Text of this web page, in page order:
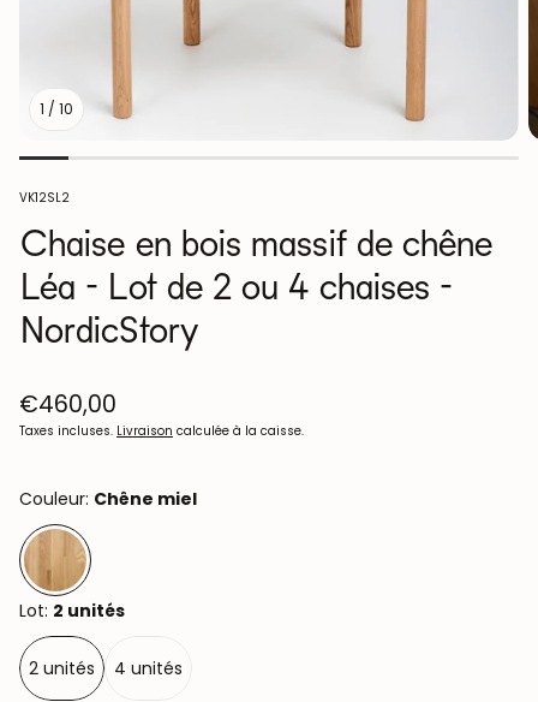
1 / 10
SKU:
VK12SL2
Chaise en bois massif de chêne
Léa - Lot de 2 ou 4 chaises -
NordicStory
Prix
habituel
€460,00
Taxes incluses. Livraison calculée à la caisse.
Couleur: Chêne miel
Lot: 2 unités
2 unités 4 unités